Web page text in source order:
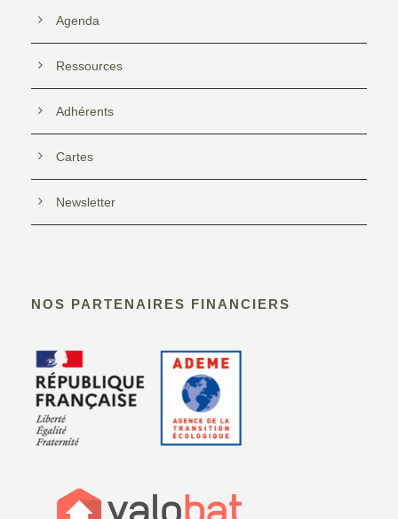
Agenda
Ressources
Adhérents
Cartes
Newsletter
NOS PARTENAIRES FINANCIERS